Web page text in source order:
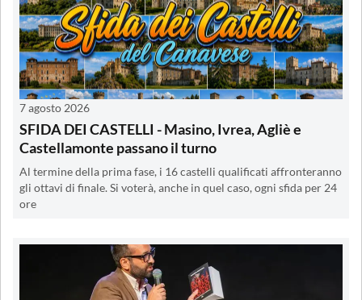
7 agosto 2026
SFIDA DEI CASTELLI - Masino, Ivrea, Agliè e
Castellamonte passano il turno
Al termine della prima fase, i 16 castelli qualificati affronteranno
gli ottavi di finale. Si voterà, anche in quel caso, ogni sfida per 24
ore